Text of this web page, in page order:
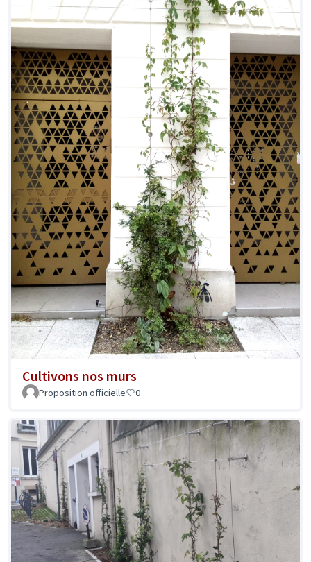
Cultivons nos murs
Proposition officielle 0